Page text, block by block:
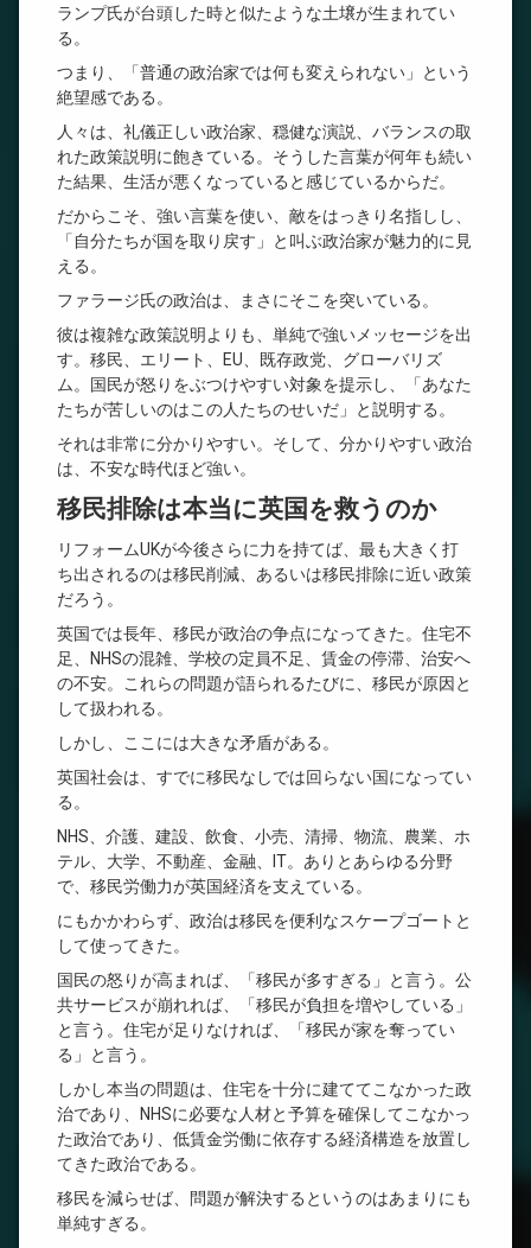
ランプ氏が台頭した時と似たような土壌が生まれてい
る。
つまり、「普通の政治家では何も変えられない」という
絶望感である。
人々は、礼儀正しい政治家、穏健な演説、バランスの取
れた政策説明に飽きている。そうした言葉が何年も続い
た結果、生活が悪くなっていると感じているからだ。
だからこそ、強い言葉を使い、敵をはっきり名指しし、
「自分たちが国を取り戻す」と叫ぶ政治家が魅力的に見
える。
ファラージ氏の政治は、まさにそこを突いている。
彼は複雑な政策説明よりも、単純で強いメッセージを出
す。移民、エリート、EU、既存政党、グローバリズ
ム。国民が怒りをぶつけやすい対象を提示し、「あなた
たちが苦しいのはこの人たちのせいだ」と説明する。
それは非常に分かりやすい。そして、分かりやすい政治
は、不安な時代ほど強い。
移民排除は本当に英国を救うのか
リフォームUKが今後さらに力を持てば、最も大きく打
ち出されるのは移民削減、あるいは移民排除に近い政策
だろう。
英国では長年、移民が政治の争点になってきた。住宅不
足、NHSの混雑、学校の定員不足、賃金の停滞、治安へ
の不安。これらの問題が語られるたびに、移民が原因と
して扱われる。
しかし、ここには大きな矛盾がある。
英国社会は、すでに移民なしでは回らない国になってい
る。
NHS、介護、建設、飲食、小売、清掃、物流、農業、ホ
テル、大学、不動産、金融、IT。ありとあらゆる分野
で、移民労働力が英国経済を支えている。
にもかかわらず、政治は移民を便利なスケープゴートと
して使ってきた。
国民の怒りが高まれば、「移民が多すぎる」と言う。公
共サービスが崩れれば、「移民が負担を増やしている」
と言う。住宅が足りなければ、「移民が家を奪ってい
る」と言う。
しかし本当の問題は、住宅を十分に建ててこなかった政
治であり、NHSに必要な人材と予算を確保してこなかっ
た政治であり、低賃金労働に依存する経済構造を放置し
てきた政治である。
移民を減らせば、問題が解決するというのはあまりにも
単純すぎる。